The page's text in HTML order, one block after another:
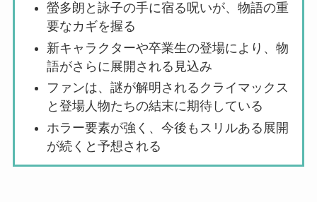
螢多朗と詠子の手に宿る呪いが、物語の重
要なカギを握る
新キャラクターや卒業生の登場により、物
語がさらに展開される見込み
ファンは、謎が解明されるクライマックス
と登場人物たちの結末に期待している
ホラー要素が強く、今後もスリルある展開
が続くと予想される